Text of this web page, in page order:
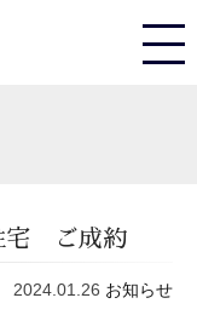
宅 ご成約
2024.01.26 お知らせ